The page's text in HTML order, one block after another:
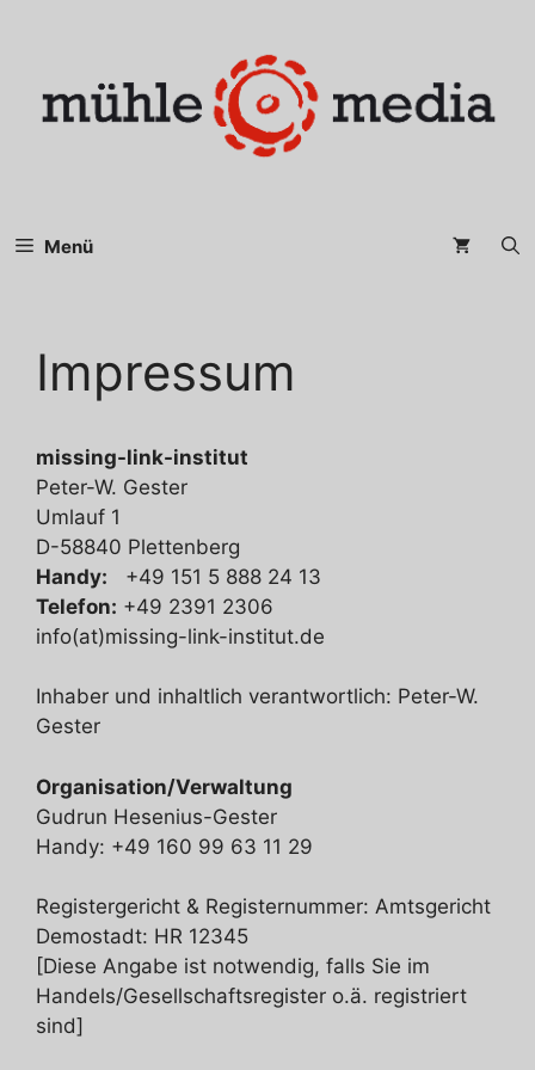
Menü
Impressum
missing-link-institut
Peter-W. Gester
Umlauf 1
D-58840 Plettenberg
Handy: +49 151 5 888 24 13
Telefon: +49 2391 2306
info(at)missing-link-institut.de
Inhaber und inhaltlich verantwortlich: Peter-W.
Gester
Organisation/Verwaltung
Gudrun Hesenius-Gester
Handy: +49 160 99 63 11 29‬
Registergericht & Registernummer: Amtsgericht
Demostadt: HR 12345
[Diese Angabe ist notwendig, falls Sie im
Handels/Gesellschaftsregister o.ä. registriert
sind]